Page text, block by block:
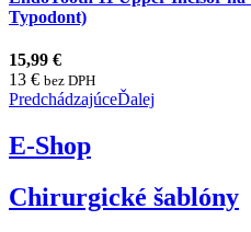
Typodont)
15,99 €
13 € bez DPH
PredchádzajúceĎalej
E-Shop
Chirurgické šablóny